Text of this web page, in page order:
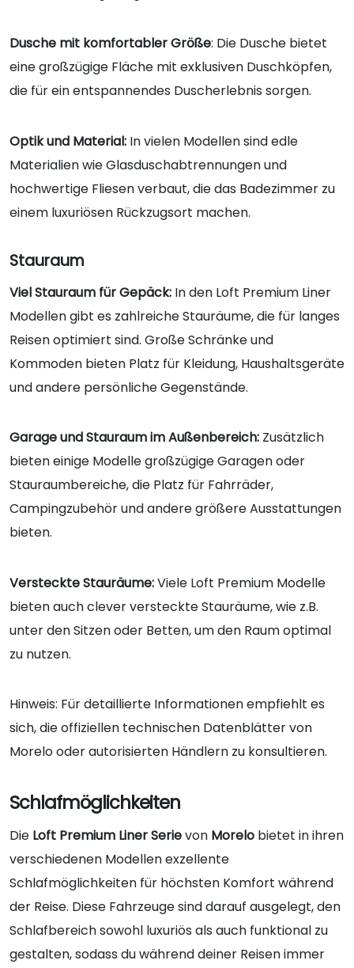
Dusche mit komfortabler Größe: Die Dusche bietet
eine großzügige Fläche mit exklusiven Duschköpfen,
die für ein entspannendes Duscherlebnis sorgen.
Optik und Material: In vielen Modellen sind edle
Materialien wie Glasduschabtrennungen und
hochwertige Fliesen verbaut, die das Badezimmer zu
einem luxuriösen Rückzugsort machen.
Stauraum
Viel Stauraum für Gepäck: In den Loft Premium Liner
Modellen gibt es zahlreiche Stauräume, die für langes
Reisen optimiert sind. Große Schränke und
Kommoden bieten Platz für Kleidung, Haushaltsgeräte
und andere persönliche Gegenstände.
Garage und Stauraum im Außenbereich: Zusätzlich
bieten einige Modelle großzügige Garagen oder
Stauraumbereiche, die Platz für Fahrräder,
Campingzubehör und andere größere Ausstattungen
bieten.
Versteckte Stauräume:Viele Loft Premium Modelle
bieten auch clever versteckte Stauräume, wie z.B.
unter den Sitzen oder Betten, um den Raum optimal
zu nutzen.
Hinweis: Für detaillierte Informationen empfiehlt es
sich, die offiziellen technischen Datenblätter von
Morelo oder autorisierten Händlern zu konsultieren.
Schlafmöglichkeiten
Die Loft Premium Liner Serievon Morelo bietet in ihren
verschiedenen Modellen exzellente
Schlafmöglichkeiten für höchsten Komfort während
der Reise. Diese Fahrzeuge sind darauf ausgelegt, den
Schlafbereich sowohl luxuriös als auch funktional zu
gestalten, sodass du während deiner Reisen immer